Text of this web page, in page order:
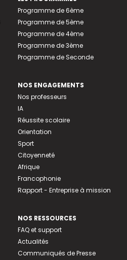
Programme de 6ème
Programme de 5ème
Programme de 4ème
Programme de 3ème
Programme de Seconde
NOS ENGAGEMENTS
Nos professeurs
IA
Réussite scolaire
Orientation
Sport
Citoyenneté
Afrique
Francophonie
Rapport - Entreprise à mission
NOS RESSOURCES
FAQ et support
Actualités
Communiqués de Presse